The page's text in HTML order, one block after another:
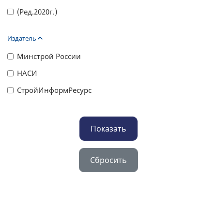
(Ред.2020г.)
Издатель
Минстрой России
НАСИ
СтройИнформРесурс